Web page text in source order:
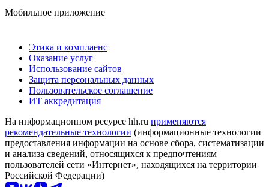
Мобильное приложение
Этика и комплаенс
Оказание услуг
Использование сайтов
Защита персональных данных
Пользовательское соглашение
ИТ аккредитация
На информационном ресурсе hh.ru применяются
рекомендательные технологии (информационные технологии
предоставления информации на основе сбора, систематизации
и анализа сведений, относящихся к предпочтениям
пользователей сети «Интернет», находящихся на территории
Российской Федерации)